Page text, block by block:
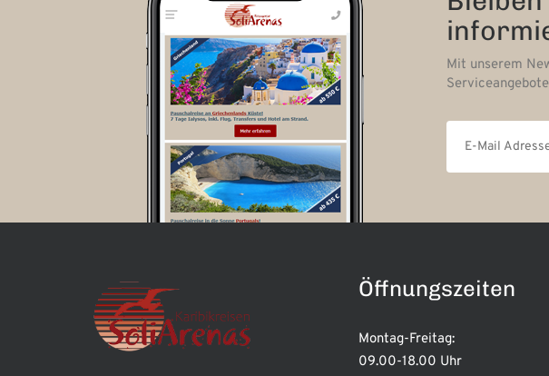
Mit unserem
Öffnungszeiten
Montag-Freitag:
09.00-18.00 Uhr